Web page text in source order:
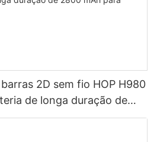
2D sem fio HOP H980
de longa duração de
e logística.